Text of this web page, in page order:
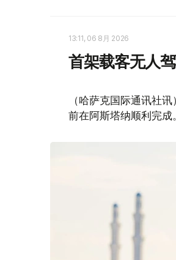
13:11, 06 8月 2026
首架载客无人
（哈萨克国际通讯社
前在阿斯塔纳顺利完成